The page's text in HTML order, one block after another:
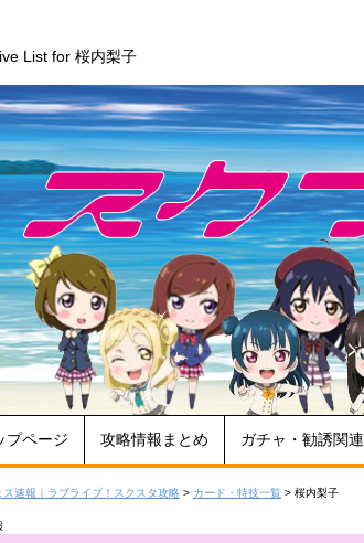
List for 桜内梨子
プページ 攻略情報まとめ ガチャ・勧誘関連
ス速報｜ラブライブ！スクスタ攻略 > カード・特技一覧 > 桜内梨子